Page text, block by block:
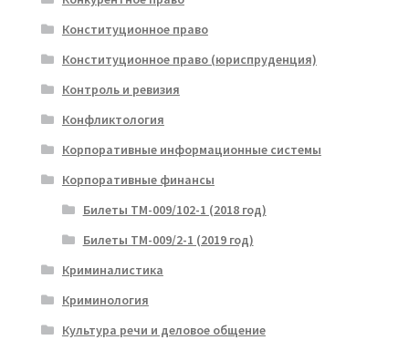
Конституционное право
Конституционное право (юриспруденция)
Контроль и ревизия
Конфликтология
Корпоративные информационные системы
Корпоративные финансы
Билеты ТМ-009/102-1 (2018 год)
Билеты ТМ-009/2-1 (2019 год)
Криминалистика
Криминология
Культура речи и деловое общение